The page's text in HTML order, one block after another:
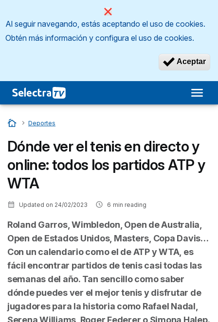
Al seguir navegando, estás aceptando el uso de cookies.
Obtén más información y configura el uso de cookies.
Aceptar
Inicio
…
Deportes
Dónde ver el tenis en directo y
online: todos los partidos ATP y
WTA
Updated on 24/02/2023 6 min reading
Roland Garros, Wimbledon, Open de Australia,
Open de Estados Unidos, Masters, Copa Davis…
Con un calendario como el de ATP y WTA, es
fácil encontrar partidos de tenis casi todas las
semanas del año. Tan sencillo como saber
dónde puedes ver el mejor tenis y disfrutar de
jugadores para la historia como Rafael Nadal,
Serena Williams, Roger Federer o Simona Halep.